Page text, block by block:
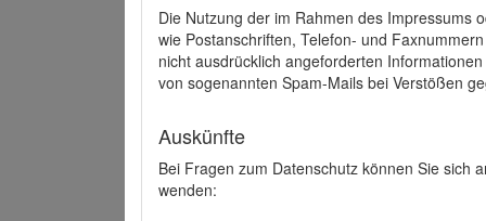
Die Nutzung der im Rahmen des Impressums
wie Postanschriften, Telefon- und
nicht ausdrücklich angeforderten
von sogenannten Spam-Mails bei Verstößen
Auskünfte
Bei Fragen zum Datenschutz können Sie sich
wenden: